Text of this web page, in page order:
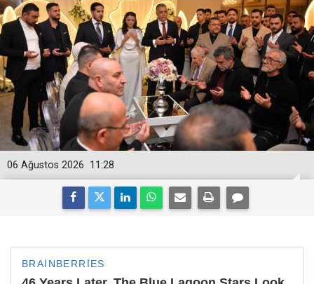
11:28
06 Ağustos 2026